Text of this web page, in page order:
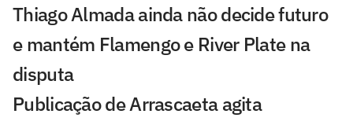
Thiago Almada ainda não decide futuro
e mantém Flamengo e River Plate na
disputa
Publicação de Arrascaeta agita